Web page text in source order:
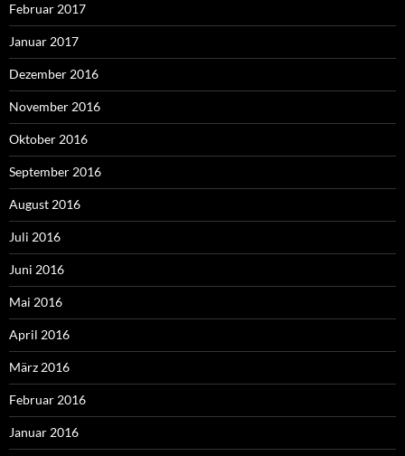
Februar 2017
Januar 2017
Dezember 2016
November 2016
Oktober 2016
September 2016
August 2016
Juli 2016
Juni 2016
Mai 2016
April 2016
März 2016
Februar 2016
Januar 2016